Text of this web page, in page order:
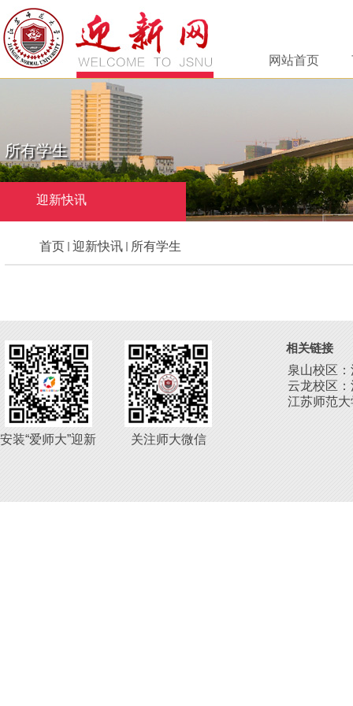
网站首页
所有学生
迎新快讯
首页 迎新快讯 所有学生
安装“爱师大”迎新 关注师大微信
相关链接
泉山校区
云龙校区
江苏师范